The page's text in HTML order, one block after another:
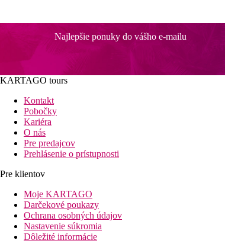
Najlepšie ponuky do vášho e-mailu
KARTAGO tours
Kontakt
Pobočky
Kariéra
O nás
Pre predajcov
Prehlásenie o prístupnosti
Pre klientov
Moje KARTAGO
Darčekové poukazy
Ochrana osobných údajov
Nastavenie súkromia
Dôležité informácie